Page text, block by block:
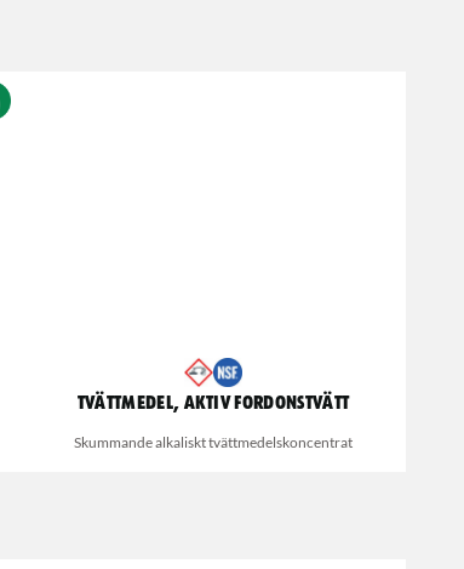
Tvättmedel, Aktiv fordonstvätt
Skummande alkaliskt tvättmedelskoncentrat